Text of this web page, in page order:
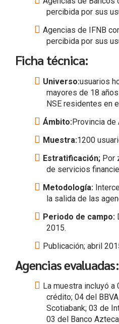
percibida por sus
Agencias de IFNB
percibida por sus
Ficha técnica:
Universo:usuarios
mayores de 18
NSE residentes en
Ámbito:Provincia de
Muestra:1200
Estratificación; Por
de servicios
Metodología:
la salida de las
Periodo de campo:
2015.
Publicación; abril
Agencias evaluadas:
La muestra incluyó
crédito; 04 del
Scotiabank; 03 de
03 del Banco